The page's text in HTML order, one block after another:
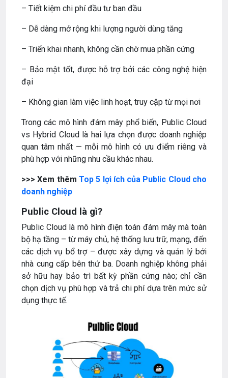
– Tiết kiệm chi phí đầu tư ban đầu
– Dễ dàng mở rộng khi lượng người dùng tăng
– Triển khai nhanh, không cần chờ mua phần cứng
– Bảo mật tốt, được hỗ trợ bởi các công nghệ hiện
đại
– Không gian làm việc linh hoạt, truy cập từ mọi nơi
Trong các mô hình đám mây phổ biến, Public Cloud
vs Hybrid Cloud là hai lựa chọn được doanh nghiệp
quan tâm nhất — mỗi mô hình có ưu điểm riêng và
phù hợp với những nhu cầu khác nhau.
>>> Xem thêm Top 5 lợi ích của Public Cloud cho
doanh nghiệp
Public Cloud là gì?
Public Cloud là mô hình điện toán đám mây mà toàn
bộ hạ tầng – từ máy chủ, hệ thống lưu trữ, mạng, đến
các dịch vụ bổ trợ – được xây dựng và quản lý bởi
nhà cung cấp bên thứ ba. Doanh nghiệp không phải
sở hữu hay bảo trì bất kỳ phần cứng nào; chỉ cần
chọn dịch vụ phù hợp và trả chi phí dựa trên mức sử
dụng thực tế.